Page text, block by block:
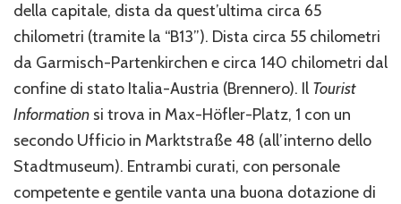
della capitale, dista da quest’ultima circa 65
chilometri (tramite la “B13”). Dista circa 55 chilometri
da Garmisch-Partenkirchen e circa 140 chilometri dal
confine di stato Italia-Austria (Brennero). Il Tourist
Information si trova in Max-Höfler-Platz, 1 con un
secondo Ufficio in Marktstraße 48 (all’interno dello
Stadtmuseum). Entrambi curati, con personale
competente e gentile vanta una buona dotazione di